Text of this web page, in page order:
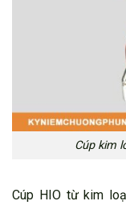
Cúp kim
Cúp HIO từ kim